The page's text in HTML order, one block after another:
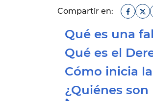
Compartir en:
Qué es una
Qué es el
Cómo inicia
¿Quiénes